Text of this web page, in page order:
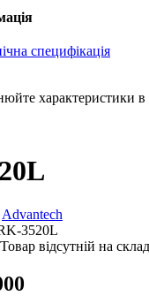
специфікація
характеристики в
Advantech
3520L
відсутній на